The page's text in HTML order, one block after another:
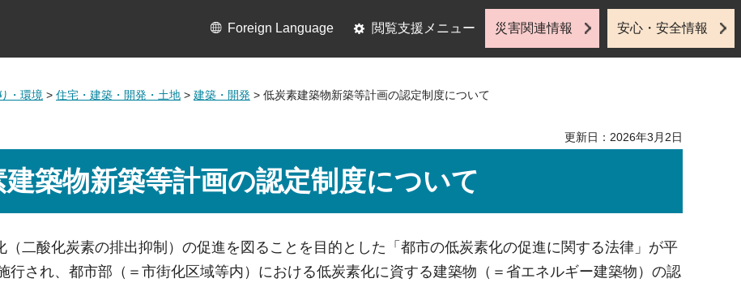
Foreign Language 閲覧支援メニュー 災害関連情報 安心・安全情報
・環境 > 住宅・建築・開発・土地 > 建築・開発 > 低炭素建築物新築等計画の認定制度について
更新日：2026年3月2日
建築物新築等計画の認定制度について
（二酸化炭素の排出抑制）の促進を図ることを目的とした「都市の低炭素化の促進に関する法律」が平
行され、都市部（＝市街化区域等内）における低炭素化に資する建築物（＝省エネルギー建築物）の認